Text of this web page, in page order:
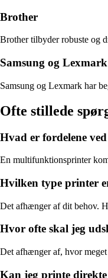
Brother
Brother tilbyder robuste og
Samsung og Lexmark
Samsung og Lexmark har
Ofte stillede
Hvad er fordelene
En multifunktionsprinter
Hvilken type printer
Det afhænger af dit behov.
Hvor ofte skal jeg
Det afhænger af, hvor
Kan jeg printe